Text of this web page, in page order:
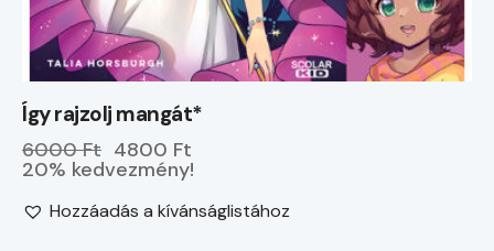
Így rajzolj mangát*
6000 Ft 4800 Ft
20% kedvezmény!
Hozzáadás a kívánságlistához